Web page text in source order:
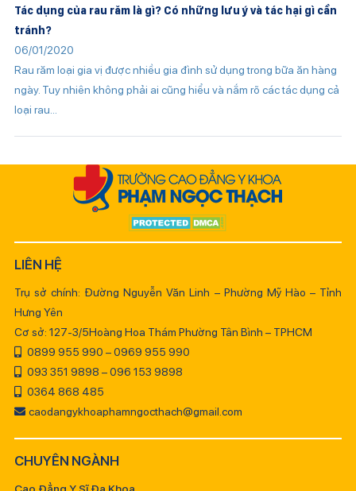
Tác dụng của rau răm là gì? Có những lưu ý và tác hại gì cần
tránh?
06/01/2020
Rau răm loại gia vị được nhiều gia đình sử dụng trong bữa ăn hàng
ngày. Tuy nhiên không phải ai cũng hiểu và nắm rõ các tác dụng cả
loại rau...
LIÊN HỆ
Trụ sở chính: Đường Nguyễn Văn Linh – Phường Mỹ Hào – Tỉnh
Hưng Yên
Cơ sở: 127-3/5Hoàng Hoa Thám Phường Tân Bình – TPHCM
0899 955 990 – 0969 955 990
093 351 9898 – 096 153 9898
0364 868 485
caodangykhoaphamngocthach@gmail.com
CHUYÊN NGÀNH